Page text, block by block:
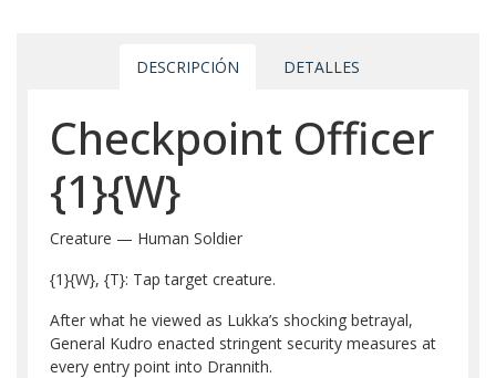
DESCRIPCIÓN DETALLES
Checkpoint Officer
{1}{W}
Creature — Human Soldier
{1}{W}, {T}: Tap target creature.
After what he viewed as Lukka’s shocking betrayal,
General Kudro enacted stringent security measures at
every entry point into Drannith.